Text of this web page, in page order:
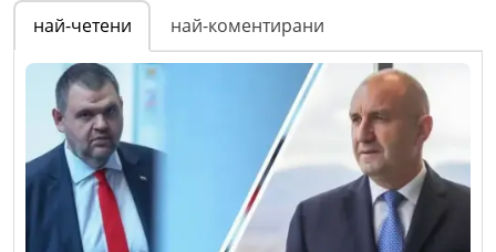
най-четени най-коментирани